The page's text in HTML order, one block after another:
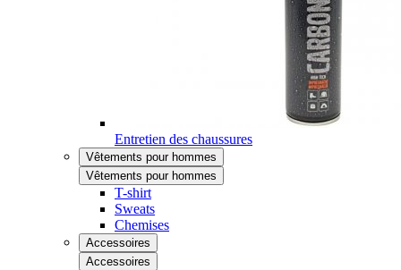
Entretien des chaussures
Vêtements pour hommes
Vêtements pour hommes
T-shirt
Sweats
Chemises
Accessoires
Accessoires